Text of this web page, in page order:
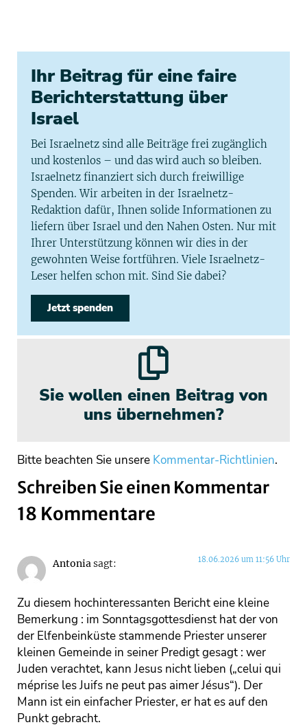
Ihr Beitrag für eine faire
Berichterstattung über
Israel
Bei Israelnetz sind alle Beiträge frei zugänglich
und kostenlos – und das wird auch so bleiben.
Israelnetz finanziert sich durch freiwillige
Spenden. Wir arbeiten in der Israelnetz-
Redaktion dafür, Ihnen solide Informationen zu
liefern über Israel und den Nahen Osten. Nur mit
Ihrer Unterstützung können wir dies in der
gewohnten Weise fortführen. Viele Israelnetz-
Leser helfen schon mit. Sind Sie dabei?
Jetzt spenden
Sie wollen einen Beitrag von
uns übernehmen?
Bitte beachten Sie unsere Kommentar-Richtlinien.
Schreiben Sie einen Kommentar
18 Kommentare
Antoniasagt: 18.06.2026 um 11:56 Uhr
Zu diesem hochinteressanten Bericht eine kleine
Bemerkung : im Sonntagsgottesdienst hat der von
der Elfenbeinküste stammende Priester unserer
kleinen Gemeinde in seiner Predigt gesagt : wer
Juden verachtet, kann Jesus nicht lieben („celui qui
méprise les Juifs ne peut pas aimer Jésus“). Der
Mann ist ein einfacher Priester, er hat es auf den
Punkt gebracht.